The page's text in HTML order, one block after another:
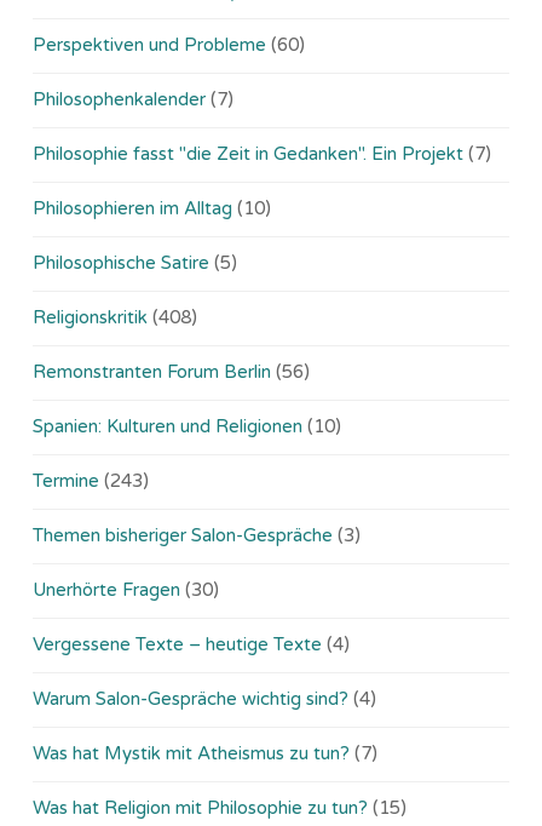
Perspektiven und Probleme (60)
Philosophenkalender (7)
Philosophie fasst "die Zeit in Gedanken". Ein Projekt (7)
Philosophieren im Alltag (10)
Philosophische Satire (5)
Religionskritik (408)
Remonstranten Forum Berlin (56)
Spanien: Kulturen und Religionen (10)
Termine (243)
Themen bisheriger Salon-Gespräche (3)
Unerhörte Fragen (30)
Vergessene Texte – heutige Texte (4)
Warum Salon-Gespräche wichtig sind? (4)
Was hat Mystik mit Atheismus zu tun? (7)
Was hat Religion mit Philosophie zu tun? (15)